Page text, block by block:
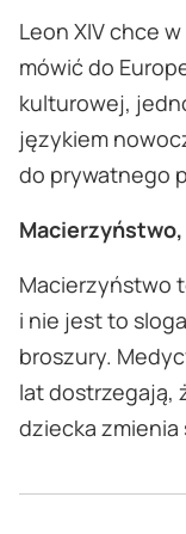
Leon XIV chce
mówić do
kulturowej,
językiem
do prywatnego
Macierzyństwo
i nie jest to
broszury.
lat dostrzegają,
dziecka